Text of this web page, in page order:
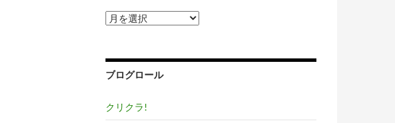
ア
ー
ブ
ブログロール
クリクラ!